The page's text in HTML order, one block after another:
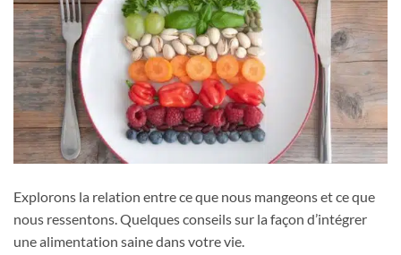
Explorons la relation entre ce que nous mangeons et ce que
nous ressentons. Quelques conseils sur la façon d’intégrer
une alimentation saine dans votre vie.